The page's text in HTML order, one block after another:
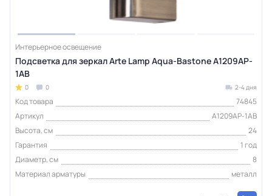
Интерьерное освещение
Подсветка для зеркал Arte Lamp Aqua-Bastone A1209AP-
1AB
0 0 2-4 дня
Код товара
74845
Артикул
A1209AP-1AB
Высота, см
24
Гарантия
1 год
Диаметр, см
8
Материал арматуры
металл